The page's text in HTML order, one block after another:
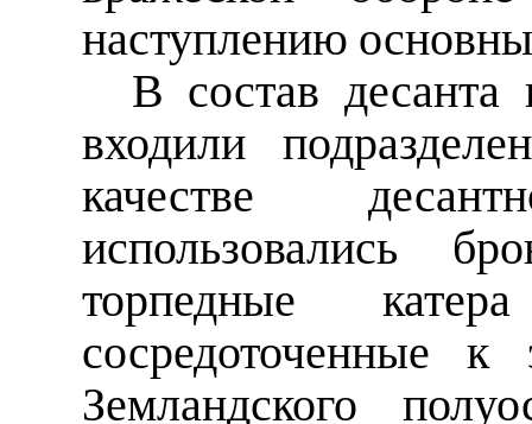
наступлению
В состав десанта
входили
качестве
использовались
торпедные
сосредоточенные
Земландского